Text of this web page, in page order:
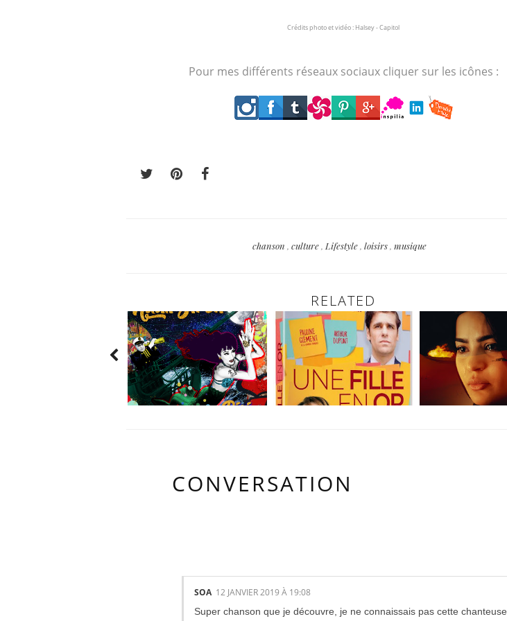
Crédits photo et vidéo : Halsey - Capitol
Pour mes différents réseaux sociaux cliquer sur les icônes :
chanson , culture, Lifestyle, loisirs, musique
RELATED
CONVERSATION
SOA 12 JANVIER 2019 À 19:08
Super chanson que je découvre, je ne connaissais pas cette chanteuse.